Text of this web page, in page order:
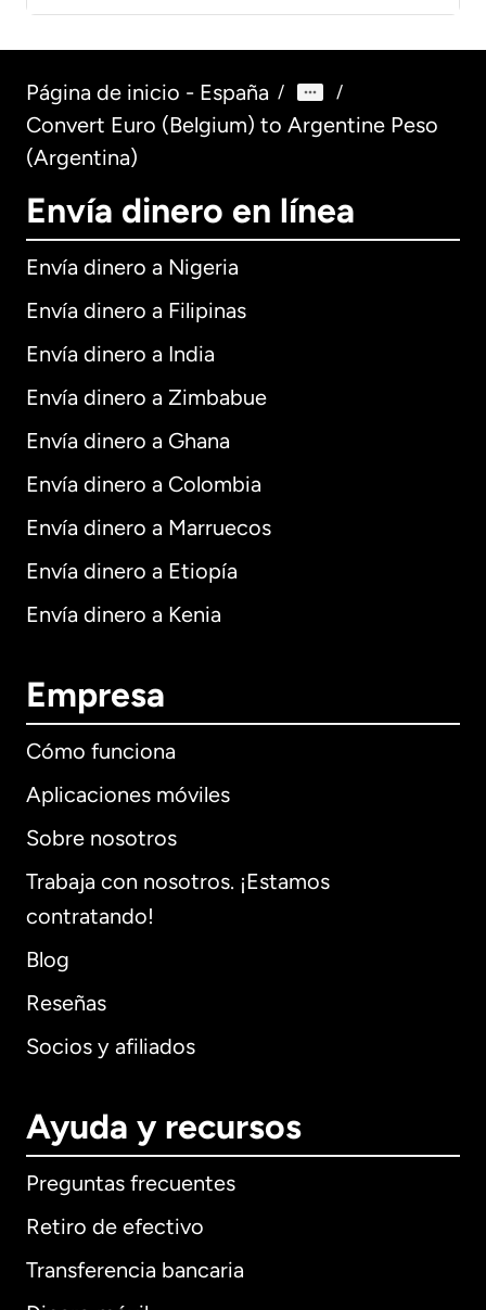
Página de inicio - España / /
Convert Euro (Belgium) to Argentine Peso
(Argentina)
Envía dinero en línea
Envía dinero a Nigeria
Envía dinero a Filipinas
Envía dinero a India
Envía dinero a Zimbabue
Envía dinero a Ghana
Envía dinero a Colombia
Envía dinero a Marruecos
Envía dinero a Etiopía
Envía dinero a Kenia
Empresa
Cómo funciona
Aplicaciones móviles
Sobre nosotros
Trabaja con nosotros. ¡Estamos
contratando!
Blog
Reseñas
Socios y afiliados
Ayuda y recursos
Preguntas frecuentes
Retiro de efectivo
Transferencia bancaria